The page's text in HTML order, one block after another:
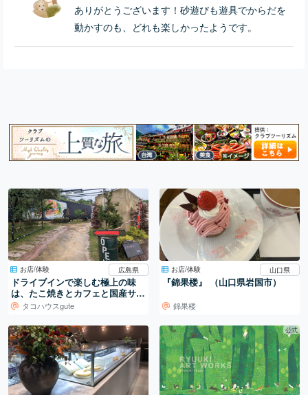
ありがとうございます！砂遊びも遊具でからだを
動かすのも、どれも楽しかったようです。
お店/体験 広島県
ドライブインで楽しむ極上の味
は、たこ焼きとカフェと国産サー
ロインステーキの店 タコハウス
タコハウスgute
お店/体験 山口県
『錦果楼』 （山口県岩国市）
錦果楼
公式